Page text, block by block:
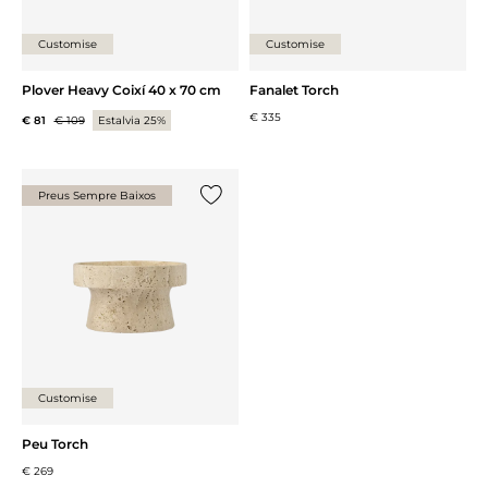
Customise
Plover Heavy Coixí 40 x 70 cm
€ 81 € 109 Estalvia 25%
Customise
Fanalet Torch
€ 335
Preus Sempre Baixos
Customise
Peu Torch
€ 269